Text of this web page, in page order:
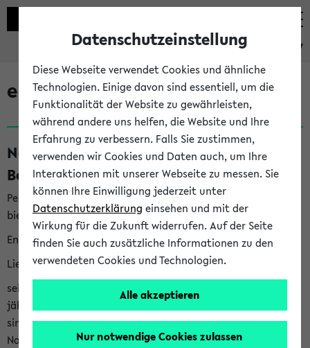
eKVV
eKVV News
Nachhaltigkeitspreis 2026:
Bewerbungsphase gestartet (06.08.26)
Per E-Mail eingestellt von nachhaltigkeitsbuero@uni-
bielefeld.de an den Verteiler 'Alle Studierenden':
English version below
Liebe Studierende,
seit 2023 verleiht das Rektorat der Universität Bielefeld
jährlich den Nachhaltigkeitspreis für Abschlussarbeiten. Sie
sind herzlich eingeladen sich mit Ihrer Abschlussarbeit beim
Nachhaltigkeitsbüro zu bewerben. Bitte nutzen Sie für Ihre
Datenschutzeinstellung
Diese Webseite verwendet Cookies und ähnliche
Technologien. Einige davon sind essentiell, um die
Funktionalität der Website zu gewährleisten,
während andere uns helfen, die Website und Ihre
Erfahrung zu verbessern. Falls Sie zustimmen,
verwenden wir Cookies und Daten auch, um Ihre
Interaktionen mit unserer Webseite zu messen. Sie
können Ihre Einwilligung jederzeit unter
Datenschutzerklärung einsehen und mit der
Wirkung für die Zukunft widerrufen. Auf der Seite
finden Sie auch zusätzliche Informationen zu den
verwendeten Cookies und Technologien.
Alle akzeptieren
Nur notwendige Cookies zulassen